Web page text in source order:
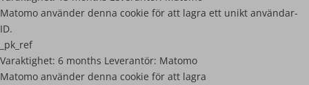
Matomo använder denna cookie för att lagra ett unikt användar-
ID.
_pk_ref
Varaktighet: 6 months Leverantör: Matomo
Matomo använder denna cookie för att lagra